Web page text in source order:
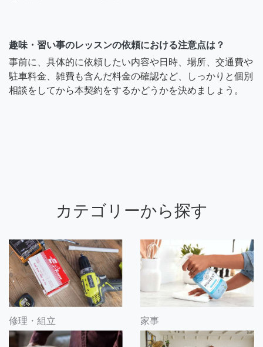
趣味・習い事のレッスンの依頼における注意点は？
事前に、具体的に依頼したい内容や日時、場所、交通費や
駐車料金、雑費も含んだ料金の確認など、しっかりと個別
相談をしてから本契約をするかどうかを決めましょう。
カテゴリーから探す
修理・組立 家事